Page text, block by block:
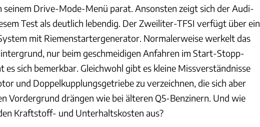
seinem Drive-Mode-Menü parat. Ansonsten zeigt sich der Audi-
Test als deutlich lebendig. Der Zweiliter-TFSI verfügt über ein
mit Riemenstartergenerator. Normalerweise werkelt das
nur beim geschmeidigen Anfahren im Start-Stopp-
es sich bemerkbar. Gleichwohl gibt es kleine Missverständnisse
und Doppelkupplungsgetriebe zu verzeichnen, die sich aber
Vordergrund drängen wie bei älteren Q5-Benzinern. Und wie
Kraftstoff- und Unterhaltskosten aus?